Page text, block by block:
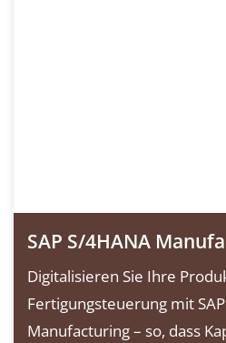
SAP S/4HANA
Digitalisieren Sie Ihre
Fertigungsteuerung mit
Manufacturing – so, dass